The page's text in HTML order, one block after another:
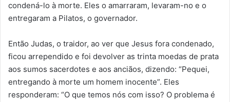
condená-lo à morte. Eles o amarraram, levaram-no e o
entregaram a Pilatos, o governador.
Então Judas, o traidor, ao ver que Jesus fora condenado,
ficou arrependido e foi devolver as trinta moedas de prata
aos sumos sacerdotes e aos anciãos, dizendo: “Pequei,
entregando à morte um homem inocente”. Eles
responderam: “O que temos nós com isso? O problema é